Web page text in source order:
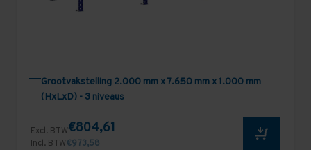
Grootvakstelling 2.000 mm x 7.650 mm x 1.000 mm
(HxLxD) - 3 niveaus
Excl. BTW€804,61
Incl. BTW€973,58